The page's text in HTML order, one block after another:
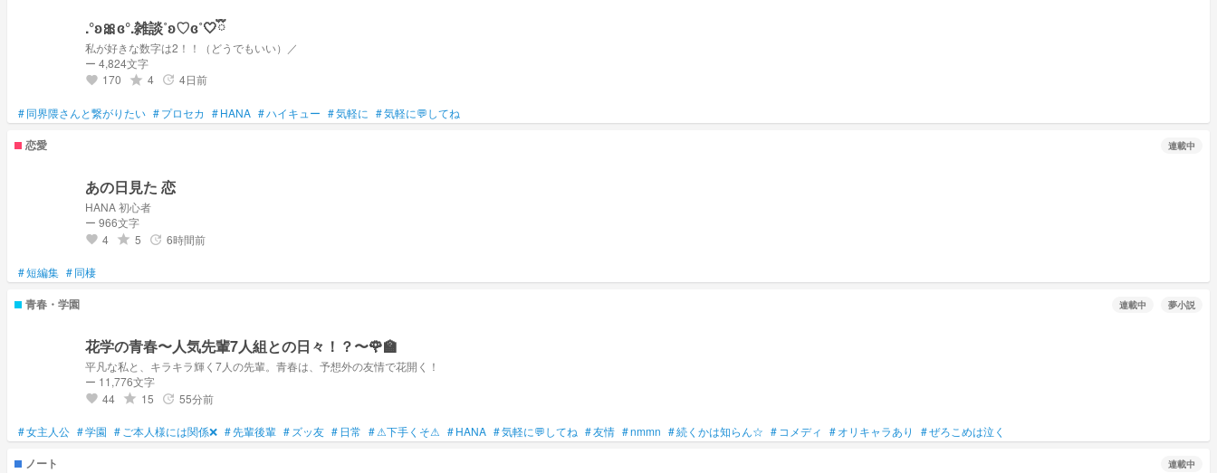
.°ʚ🎀ɞ°.雑談˚ʚ♡ɞ˚🤍ྀི
私が好きな数字は2！！（どうでもいい）／
ー 4,824文字
favorite 170 grade 4 update 4日前
#同界隈さんと繋がりたい #プロセカ #HANA #ハイキュー #気軽に #気軽に💬してね
恋愛 連載中
あの日見た 恋
HANA 初心者
ー 966文字
favorite 4 grade 5 update 6時間前
#短編集 #同棲
青春・学園 連載中 夢小説
花学の青春〜人気先輩7人組との日々！？〜🌹🏫
平凡な私と、キラキラ輝く7人の先輩。青春は、予想外の友情で花開く！
ー 11,776文字
favorite 44 grade 15 update 55分前
#女主人公 #学園 # ご本人様には関係❌ #先輩後輩 # ズッ友 # 日常 #⚠下手くそ⚠ #HANA #気軽に💬してね #友情 #nmmn #続くかは知らん☆ # コメディ #オリキャラあり #ぜろこめは泣く
ノート 連載中